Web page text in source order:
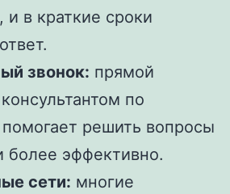
и в краткие сроки
звонок: прямой
по
решить вопросы
более эффективно.
сети: многие